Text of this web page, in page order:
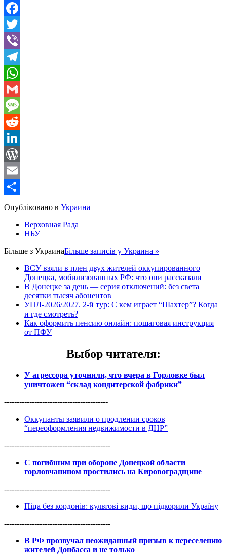
Facebook
Twitter
Viber
Telegram
WhatsApp
Gmail
Message
Reddit
LinkedIn
WordPress
Email
Share
Опубліковано в Украина
Верховная Рада
НБУ
Більше з УкраинаБільше записів у Украина »
ВСУ взяли в плен двух жителей оккупированного
Донецка, мобилизованных РФ: что они рассказали
В Донецке за день — серия отключений: без света
десятки тысяч абонентов
УПЛ-2026/2027. 2-й тур: С кем играет “Шахтер”? Когда
и где смотреть?
Как оформить пенсию онлайн: пошаговая инструкция
от ПФУ
Выбор читателя:
У агрессора уточнили, что вчера в Горловке был
уничтожен “склад кондитерской фабрики”
-----------------------------------------
Оккупанты заявили о продлении сроков
“переоформления недвижимости в ДНР”
------------------------------------------
С погибшим при обороне Донецкой области
горловчанином простились на Кировоградщине
------------------------------------------
Піца без кордонів: культові види, що підкорили Україну
------------------------------------------
В РФ прозвучал неожиданный призыв к переселению
жителей Донбасса и не только